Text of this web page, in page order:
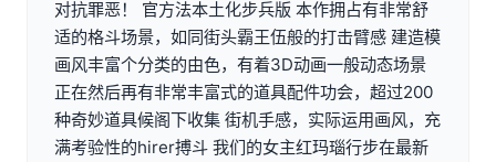
对抗罪恶！ 官方法本土化步兵版 本作拥占有非常舒
适的格斗场景，如同街头霸王伍般的打击臂感 建造模
画风丰富个分类的由色，有着3D动画一般动态场景
正在然后再有非常丰富式的道具配件功会，超过200
种奇妙道具候阁下收集 街机手感，实际运用画风，充
满考验性的hirer搏斗 我们的女主红玛瑙行步在最新